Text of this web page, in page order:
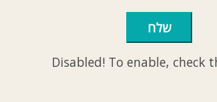
Disabled! To enable, check